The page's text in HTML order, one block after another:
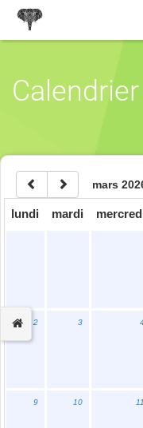
mars
lundi mardi
2 3 4
9 10 11